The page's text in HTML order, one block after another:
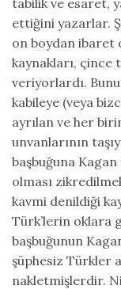
tabilik ve esaret,
ettiğini yazarlar.
on boydan ibaret
kaynakları, çince
veriyorlardı.
kabileye (veya
ayrılan ve her
unvanlarının
başbuğuna
olması
kavmi denildiği
Türk’lerin oklara
başbuğunun
şüphesiz Türkler
nakletmişlerdir.